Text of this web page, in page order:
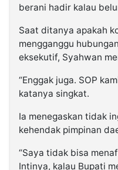
berani hadir kalau
Saat ditanya apakah
mengganggu
eksekutif, Syahwan
“Enggak juga. SOP
katanya singkat.
Ia menegaskan tidak
kehendak pimpinan
“Saya tidak bisa
Intinya, kalau Bupati